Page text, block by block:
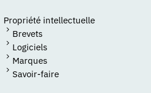
Propriété intellectuelle
Brevets
Logiciels
Marques
Savoir-faire